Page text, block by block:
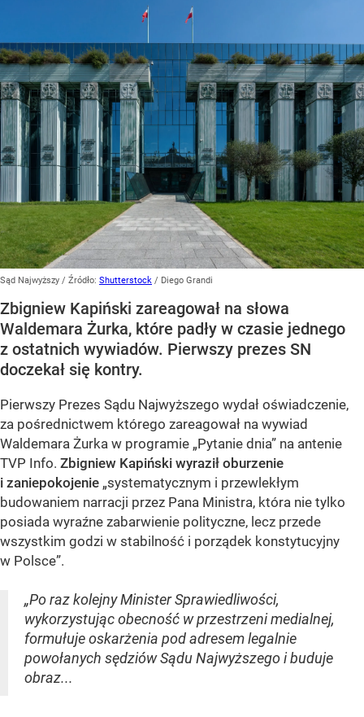
Sąd Najwyższy / Źródło: Shutterstock / Diego Grandi
Zbigniew Kapiński zareagował na słowa
Waldemara Żurka, które padły w czasie jednego
z ostatnich wywiadów. Pierwszy prezes SN
doczekał się kontry.
Pierwszy Prezes Sądu Najwyższego wydał oświadczenie,
za pośrednictwem którego zareagował na wywiad
Waldemara Żurka w programie „Pytanie dnia” na antenie
TVP Info. Zbigniew Kapiński wyraził oburzenie
i zaniepokojenie „systematycznym i przewlekłym
budowaniem narracji przez Pana Ministra, która nie tylko
posiada wyraźne zabarwienie polityczne, lecz przede
wszystkim godzi w stabilność i porządek konstytucyjny
w Polsce”.
„Po raz kolejny Minister Sprawiedliwości,
wykorzystując obecność w przestrzeni medialnej,
formułuje oskarżenia pod adresem legalnie
powołanych sędziów Sądu Najwyższego i buduje
obraz...